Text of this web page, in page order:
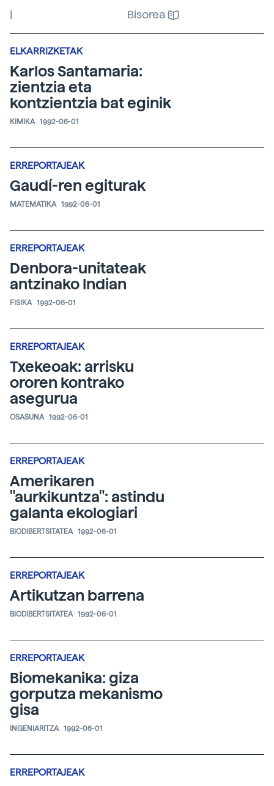
|
Bisorea
ELKARRIZKETAK
Karlos Santamaria:
zientzia eta
kontzientzia bat eginik
KIMIKA 1992-06-01
ERREPORTAJEAK
Gaudí-ren egiturak
MATEMATIKA 1992-06-01
ERREPORTAJEAK
Denbora-unitateak
antzinako Indian
FISIKA 1992-06-01
ERREPORTAJEAK
Txekeoak: arrisku
ororen kontrako
asegurua
OSASUNA 1992-06-01
ERREPORTAJEAK
Amerikaren
"aurkikuntza": astindu
galanta ekologiari
BIODIBERTSITATEA 1992-06-01
ERREPORTAJEAK
Artikutzan barrena
BIODIBERTSITATEA 1992-06-01
ERREPORTAJEAK
Biomekanika: giza
gorputza mekanismo
gisa
INGENIARITZA 1992-06-01
ERREPORTAJEAK